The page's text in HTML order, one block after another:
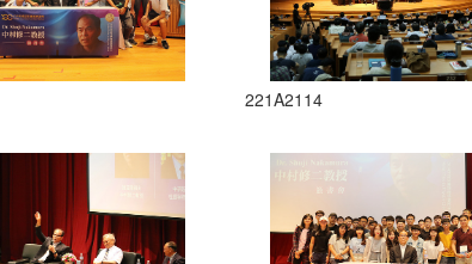
221A2114